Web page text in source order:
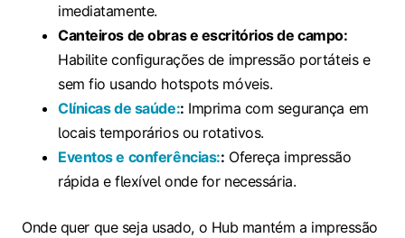
imediatamente.
Canteiros de obras e escritórios de campo:
Habilite configurações de impressão portáteis e
sem fio usando hotspots móveis.
Clínicas de saúde:: Imprima com segurança em
locais temporários ou rotativos.
Eventos e conferências:: Ofereça impressão
rápida e flexível onde for necessária.
Onde quer que seja usado, o Hub mantém a impressão